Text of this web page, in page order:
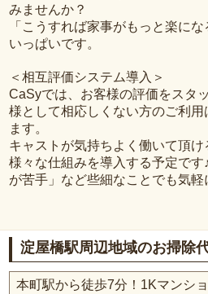
みませんか？
「こうすれば家事がもっと楽に
いっぱいです。
＜相互評価システム導入＞
CaSyでは、お客様の評価をスタ
様として相応しくない方のご利
ます。
キャストが気持ちよく働いて頂
様々な仕組みを導入する予定です
が苦手」など些細なことでも気軽
淀屋橋駅周辺地域のお掃除
本町駅から徒歩7分！1Kマンシ